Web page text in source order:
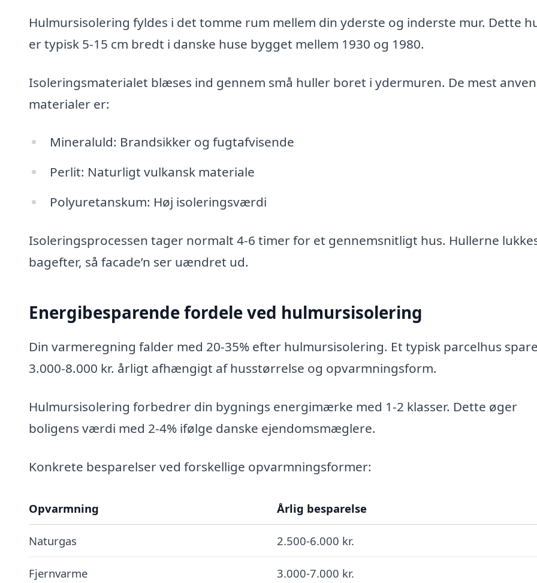
Hulmursisolering fyldes i det tomme rum mellem din yderste og inderste mur. Dette
er typisk 5-15 cm bredt i danske huse bygget mellem 1930 og 1980.
Isoleringsmaterialet blæses ind gennem små huller boret i ydermuren. De mest
materialer er:
Mineraluld: Brandsikker og fugtafvisende
Perlit: Naturligt vulkansk materiale
Polyuretanskum: Høj isoleringsværdi
Isoleringsprocessen tager normalt 4-6 timer for et gennemsnitligt hus. Hullerne
bagefter, så facade’n ser uændret ud.
Energibesparende fordele ved hulmursisolering
Din varmeregning falder med 20-35% efter hulmursisolering. Et typisk parcelhus
3.000-8.000 kr. årligt afhængigt af husstørrelse og opvarmningsform.
Hulmursisolering forbedrer din bygnings energimærke med 1-2 klasser. Dette øger
boligens værdi med 2-4% ifølge danske ejendomsmæglere.
Konkrete besparelser ved forskellige opvarmningsformer:
Opvarmning Årlig besparelse
Naturgas 2.500-6.000 kr.
Fjernvarme 3.000-7.000 kr.